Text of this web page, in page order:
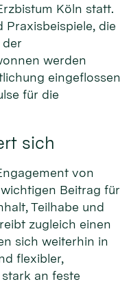
Köln statt.
Praxisbeispiele, die
der
werden
eingeflossen
für die
sich
von
Beitrag für
Teilhabe und
zugleich einen
sich weiterhin in
flexibler,
an feste